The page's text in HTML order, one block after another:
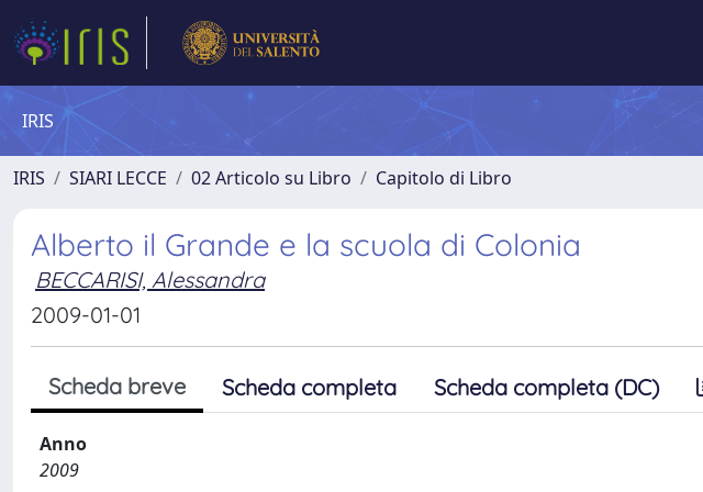
IRIS
IRIS SIARI LECCE 02 Articolo su Libro Capitolo di Libro
Alberto il Grande e la scuola di Colonia
BECCARISI, Alessandra
2009-01-01
Scheda breve Scheda completa Scheda completa (DC)
Anno
2009